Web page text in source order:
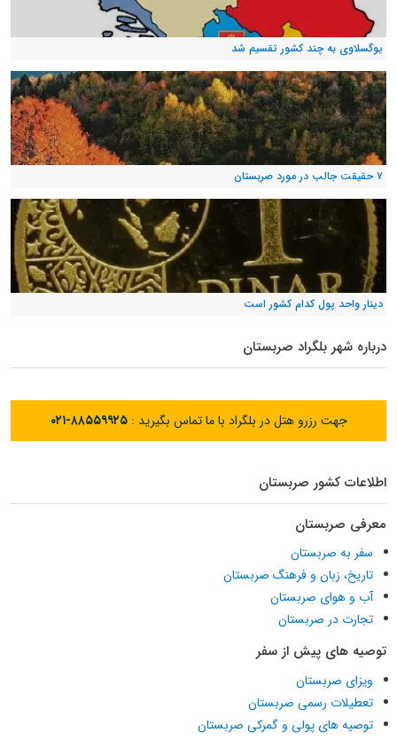
یوگسلاوی به چند کشور تقسیم شد
۷ حقیقت جالب در مورد صربستان
دینار واحد پول کدام کشور است
درباره شهر بلگراد صربستان
جهت رزرو هتل در بلگراد با ما تماس بگیرید :۰۲۱-۸۸۵۵۹۹۲۵
اطلاعات کشور صربستان
معرفی صربستان
سفر به صربستان
تاریخ، زبان و فرهنگ صربستان
آب و هوای صربستان
تجارت در صربستان
توصیه های پیش از سفر
ویزای صربستان
تعطیلات رسمی صربستان
توصیه های پولی و گمرکی صربستان